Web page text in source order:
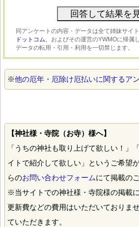
同アンケートの内容・データは全て姉妹サイト
ドットコム、 およびその運営のYWMOに帰属
データの転用・引用・利用を一切禁じます。
※他の厄年・厄除け厄払いに関するア
【神社様・寺院（お寺）様へ】
「うちの神社も取り上げて欲しい！」
イトで紹介して欲しい」というご希望
らのお問い合わせフォームにて掲載の
※当サイトでの神社様・寺院様の掲載
更新費などの費用はいただいておりま
ていただきます。